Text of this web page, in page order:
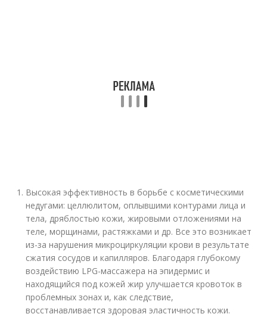
Высокая эффективность в борьбе с косметическими
недугами: целлюлитом, оплывшими контурами лица и
тела, дряблостью кожи, жировыми отложениями на
теле, морщинами, растяжками и др. Все это возникает
из-за нарушения микроциркуляции крови в результате
сжатия сосудов и капилляров. Благодаря глубокому
воздействию LPG-массажера на эпидермис и
находящийся под кожей жир улучшается кровоток в
проблемных зонах и, как следствие,
восстанавливается здоровая эластичность кожи.